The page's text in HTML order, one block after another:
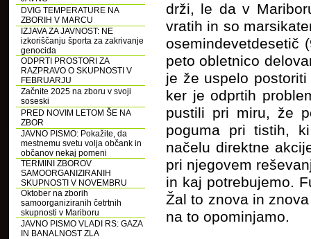
DVIG TEMPERATURE NA
ZBORIH V MARCU
IZJAVA ZA JAVNOST: NE
izkoriščanju športa za zakrivanje
genocida
ODPRTI PROSTORI ZA
RAZPRAVO O SKUPNOSTI V
FEBRUARJU
Začnite 2025 na zboru v svoji
soseski
PRED NOVIM LETOM ŠE NA
ZBOR
JAVNO PISMO: Pokažite, da
mestnemu svetu volja občank in
občanov nekaj pomeni
TERMINI ZBOROV
SAMOORGANIZIRANIH
SKUPNOSTI V NOVEMBRU
Oktober na zborih
samoorganiziranih četrtnih
skupnosti v Mariboru
JAVNO PISMO VLADI RS: GAZA
IN BANALNOST ZLA
drži, le da v
vratih in so
osemindevetdesetič
peto obletnico
je že uspelo
ker je odprtih
pustili pri miru, že
poguma pri tistih,
načelu direktne
pri njegovem
in kaj potrebujemo.
Žal to znova in
na to opominjamo.